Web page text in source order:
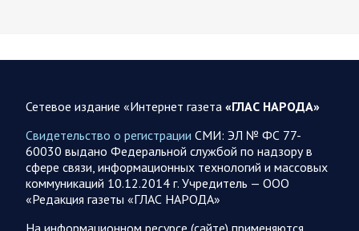
августа. Коротко
группировки «Север» взяли под контроль Рыжевку в…
05.08.2026 12:51
Власть
Путин проводит встречу с руководством Министерства
обороны России. Главное
Главное: Все службы тыла Минобороны объединяются под
Сетевое издание «Интернет газета «ГЛАС НАРОДА»
Свидетельство о регистрации СМИ: ЭЛ № ФС 77-
60030 выдано Федеральной службой по надзору в
сфере связи, информационных технологий и массовых
коммуникаций 10.12.2014 г. Учредитель — ООО
«Редакция газеты «ГЛАС НАРОДА»